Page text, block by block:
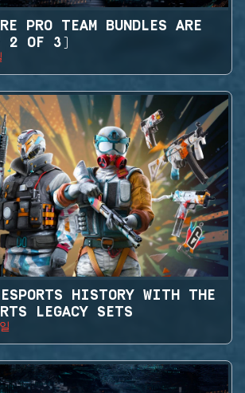
PRO TEAM BUNDLES ARE
2 OF 3)
HISTORY WITH THE
LEGACY SETS